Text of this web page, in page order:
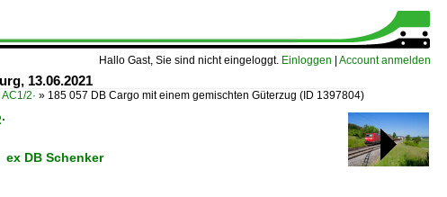
Hallo Gast, Sie sind nicht eingeloggt. Einloggen Account anmelden
13.06.2021
2· » 185 057 DB Cargo mit einem gemischten Güterzug (ID 1397804)
DB Schenker